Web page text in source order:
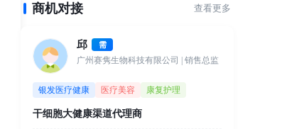
商机对接 查看更多
邱 需
广州赛隽生物科技有限公司 | 销售总监
银发医疗健康 医疗美容 康复护理
干细胞大健康渠道代理商